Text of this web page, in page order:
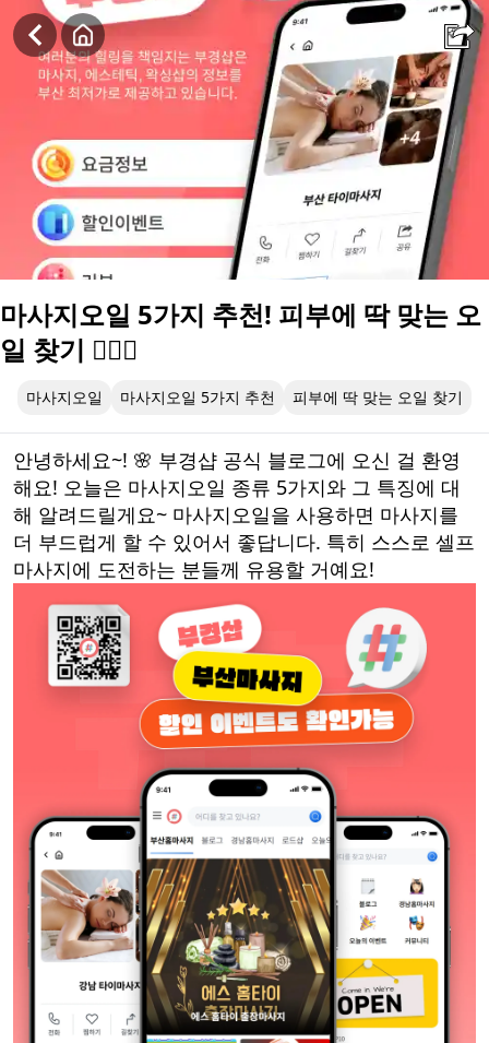
마사지오일 5가지 추천! 피부에 딱 맞는 오일 찾기 💆‍♀️✨
마사지오일 5가지 추천! 피부에 딱 맞는 오
일 찾기 💆‍♀️✨
마사지오일 마사지오일 5가지 추천 피부에 딱 맞는 오일 찾기
안녕하세요~! 🌸 부경샵 공식 블로그에 오신 걸 환영
해요! 오늘은 마사지오일 종류 5가지와 그 특징에 대
해 알려드릴게요~ 마사지오일을 사용하면 마사지를
더 부드럽게 할 수 있어서 좋답니다. 특히 스스로 셀프
마사지에 도전하는 분들께 유용할 거예요!